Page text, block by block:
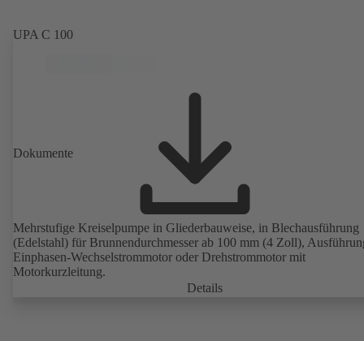
UPA C 100
Dokumente
Mehrstufige Kreiselpumpe in Gliederbauweise, in Blechausführung
(Edelstahl) für Brunnendurchmesser ab 100 mm (4 Zoll),
Einphasen-Wechselstrommotor oder Drehstrommotor mit
Motorkurzleitung.
Details